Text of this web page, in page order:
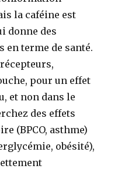
la caféine est
donne des
en terme de santé.
pour un effet
et non dans le
des effets
(BPCO, asthme)
obésité),